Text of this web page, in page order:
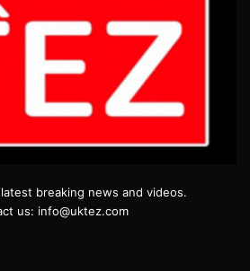
breaking news and videos.
us: info@uktez.com